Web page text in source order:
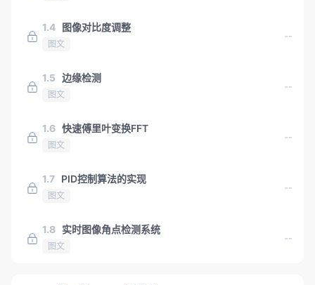
1.4 图像对比度调整
图文
--
1.5 边缘检测
图文
--
1.6 快速傅里叶变换FFT
图文
--
1.7 PID控制算法的实现
图文
--
1.8 实时图像角点检测系统
图文
--